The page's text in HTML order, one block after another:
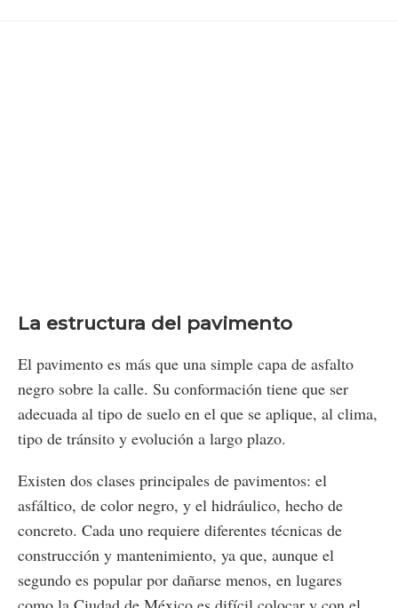
La estructura del pavimento
El pavimento es más que una simple capa de asfalto
negro sobre la calle. Su conformación tiene que ser
adecuada al tipo de suelo en el que se aplique, al clima,
tipo de tránsito y evolución a largo plazo.
Existen dos clases principales de pavimentos: el
asfáltico, de color negro, y el hidráulico, hecho de
concreto. Cada uno requiere diferentes técnicas de
construcción y mantenimiento, ya que, aunque el
segundo es popular por dañarse menos, en lugares